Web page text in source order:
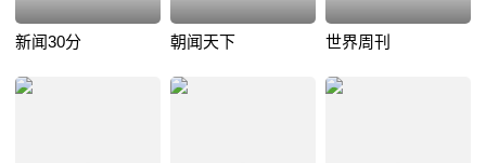
新闻30分 朝闻天下 世界周刊